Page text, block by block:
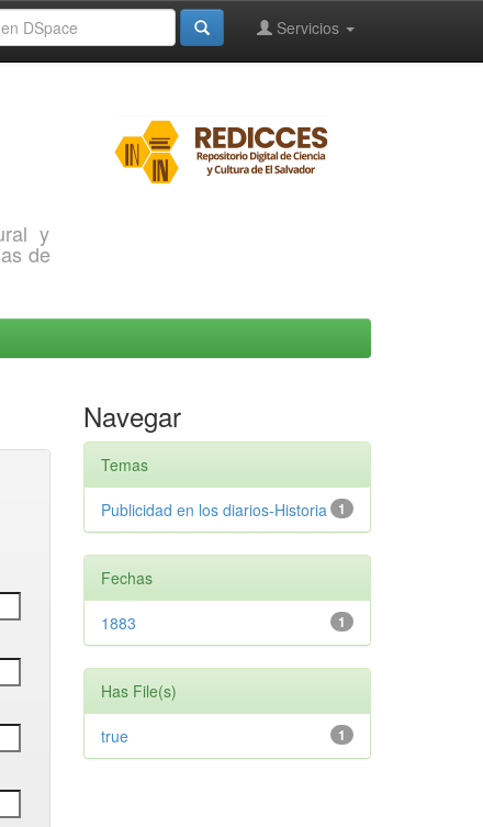
Servicios
y
de
Navegar
Temas
1
Publicidad en los diarios-Historia
Fechas
1
1883
Has File(s)
1
true